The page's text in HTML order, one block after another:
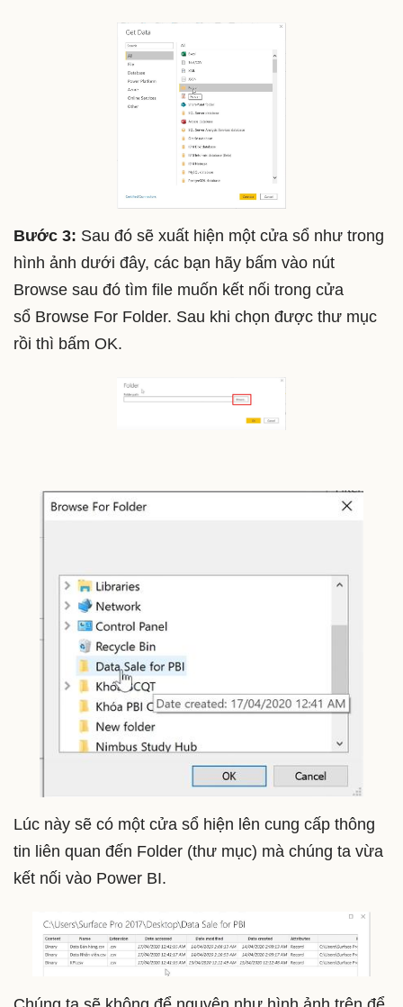
Bước 3: Sau đó sẽ xuất hiện một cửa sổ như trong
hình ảnh dưới đây, các bạn hãy bấm vào nút
Browse sau đó tìm file muốn kết nối trong cửa
sổ Browse For Folder. Sau khi chọn được thư mục
rồi thì bấm OK.
Lúc này sẽ có một cửa sổ hiện lên cung cấp thông
tin liên quan đến Folder (thư mục) mà chúng ta vừa
kết nối vào Power BI.